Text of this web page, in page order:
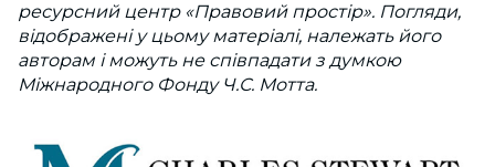
ресурсний центр «Правовий простір». Погляди,
відображені у цьому матеріалі, належать його
авторам і можуть не співпадати з думкою
Міжнародного Фонду Ч.С. Мотта.